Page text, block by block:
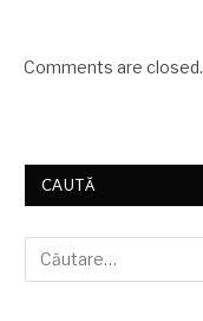
Comments are closed.
CAUTĂ